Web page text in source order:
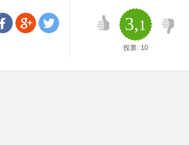
3,1
投票: 10